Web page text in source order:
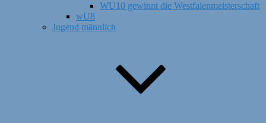
WU10 gewinnt die Westfalenmeisterschaft
wU8
Jugend männlich